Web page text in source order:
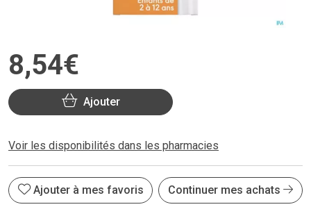
8,54€
Ajouter
Voir les disponibilités dans les pharmacies
Ajouter à mes favoris Continuer mes achats